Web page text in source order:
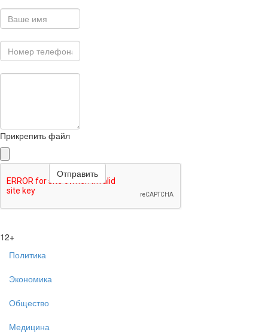
Прикрепить файл
12+
Политика
Экономика
Общество
Медицина